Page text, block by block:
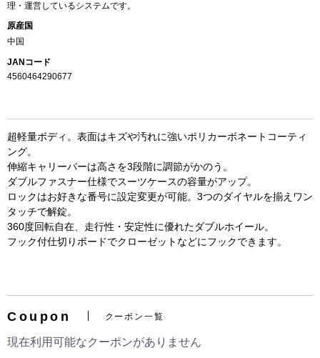
理・運営しているシステムです。
原産国
中国
JANコード
4560464290677
超軽量ボディ。表面はキズや汚れに強いポリカーボネートコーティ
ング。
伸縮キャリーバーは高さを3段階に調節がかのう。
ダブルファスナー仕様でスーツケースの容量がアップ。
ロックはお好きな番号に設定変更が可能。3つのダイヤルを揃えワン
タッチで解錠。
360度回転自在、走行性・安定性に優れたダブルホイール。
フック付仕切りボードでクローゼットなどにフックできます。
Coupon クーポン一覧
現在利用可能なクーポンがありません